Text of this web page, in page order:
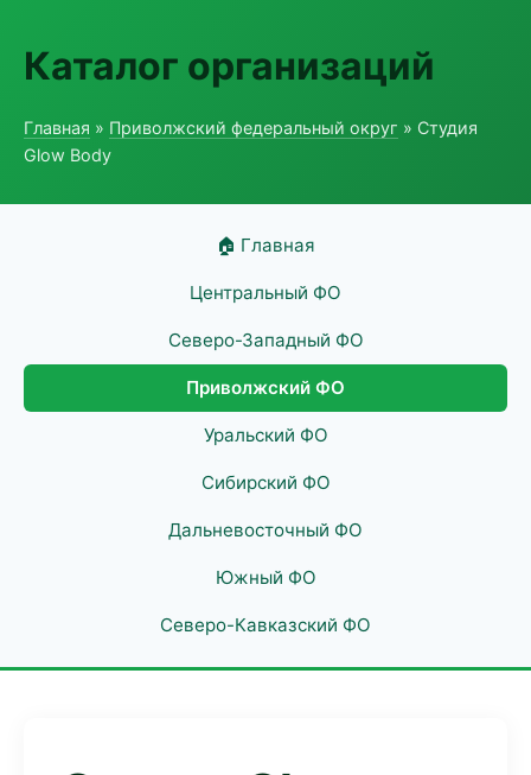
Каталог организаций
Главная » Приволжский федеральный округ » Студия
Glow Body
🏠 Главная
Центральный ФО
Северо-Западный ФО
Приволжский ФО
Уральский ФО
Сибирский ФО
Дальневосточный ФО
Южный ФО
Северо-Кавказский ФО